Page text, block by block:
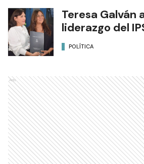
Teresa Galván
liderazgo del
POLÍTICA
Ads